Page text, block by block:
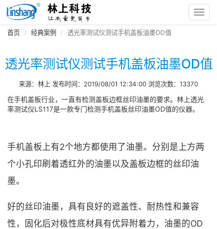
首页 经典案例 透光率测试仪测试手机盖板油墨OD值
透光率测试仪测试手机盖板油墨OD值
来源：林上 发布时间：2019/08/01 12:34:00 浏览次数：13370
在手机盖板行业，一直有检测盖板边框丝印油墨的要求。林上透光
率测试仪LS117是一款专门检测手机盖板丝印油墨OD值的仪器。
手机盖板上有2个地方都使用了油墨。分别是上方两
个小孔印刷着透红外的油墨以及盖板边框的丝印油
墨。
好的丝印油墨，具有良好的遮盖性、耐热性和兼容
性，固化后对极性底材具有优异附着力，油墨的OD